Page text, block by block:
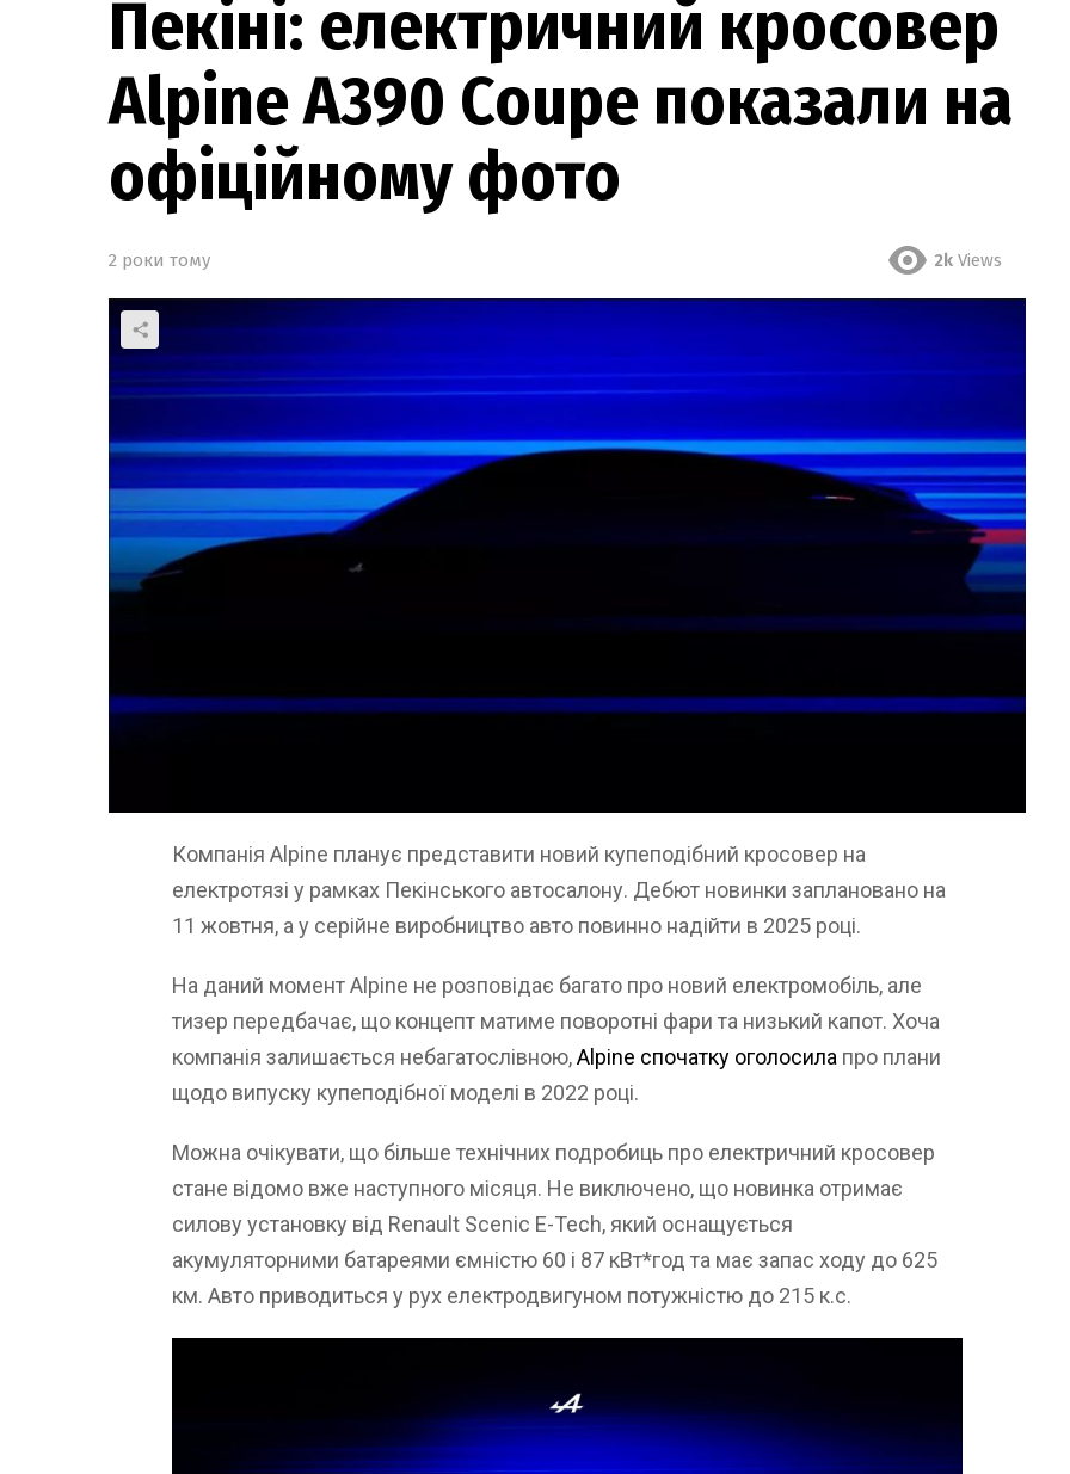
Пекіні: електричний кросовер
Alpine A390 Coupe показали на
офіційному фото
2 роки тому 2k Views
Компанія Alpine планує представити новий купеподібний кросовер на
електротязі у рамках Пекінського автосалону. Дебют новинки заплановано на
11 жовтня, а у серійне виробництво авто повинно надійти в 2025 році.
На даний момент Alpine не розповідає багато про новий електромобіль, але
тизер передбачає, що концепт матиме поворотні фари та низький капот. Хоча
компанія залишається небагатослівною,Alpine спочатку оголосила про плани
щодо випуску купеподібної моделі в 2022 році.
Можна очікувати, що більше технічних подробиць про електричний кросовер
стане відомо вже наступного місяця. Не виключено, що новинка отримає
силову установку від Renault Scenic E-Tech, який оснащується
акумуляторними батареями ємністю 60 і 87 кВт*год та має запас ходу до 625
км. Авто приводиться у рух електродвигуном потужністю до 215 к.с.